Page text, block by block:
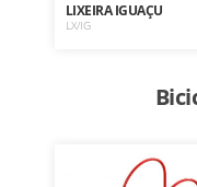
LIXEIRA IGUAÇU
LX/IG